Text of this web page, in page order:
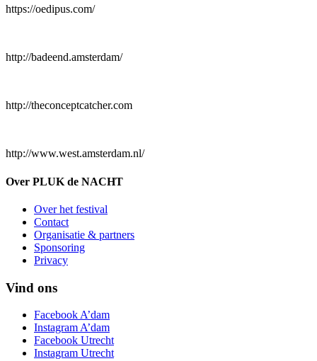
https://oedipus.com/
http://badeend.amsterdam/
http://theconceptcatcher.com
http://www.west.amsterdam.nl/
Over PLUK de NACHT
Over het festival
Contact
Organisatie & partners
Sponsoring
Privacy
Vind ons
Facebook A’dam
Instagram A’dam
Facebook Utrecht
Instagram Utrecht